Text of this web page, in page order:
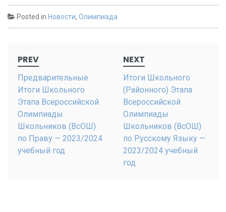
Posted in Новости, Олимпиада
navigation
PREV
Предварительные
Итоги Школьного
Этапа Всероссийской
Олимпиады
Школьников (ВсОШ)
по Праву — 2023/2024
учебный год
NEXT
Итоги Школьного
(Районного) Этапа
Всероссийской
Олимпиады
Школьников (ВсОШ)
по Русскому Языку —
2023/2024 учебный
год